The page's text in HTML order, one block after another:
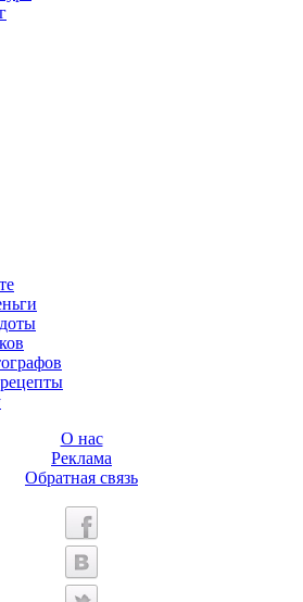
О нас
Реклама
Обратная связь